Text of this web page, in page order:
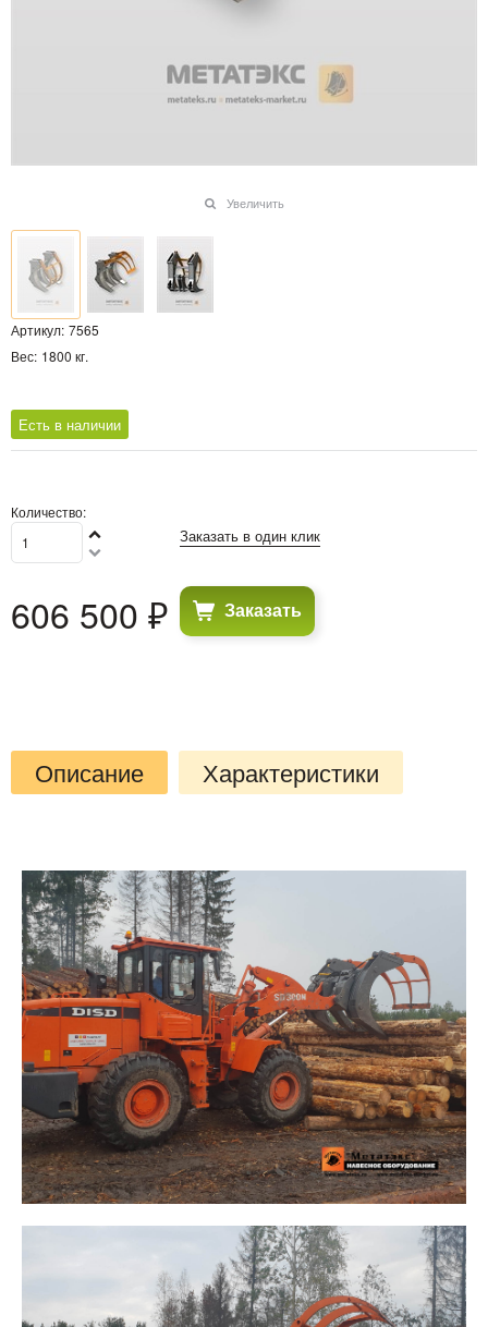
Увеличить
Артикул: 7565
Вес: 1800 кг.
Есть в наличии
Количество:
606 500 ₽
Заказать в один клик
Заказать
Описание Характеристики